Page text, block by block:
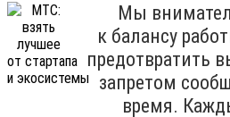
Мы
к балансу
предотвратить
запретом
время.